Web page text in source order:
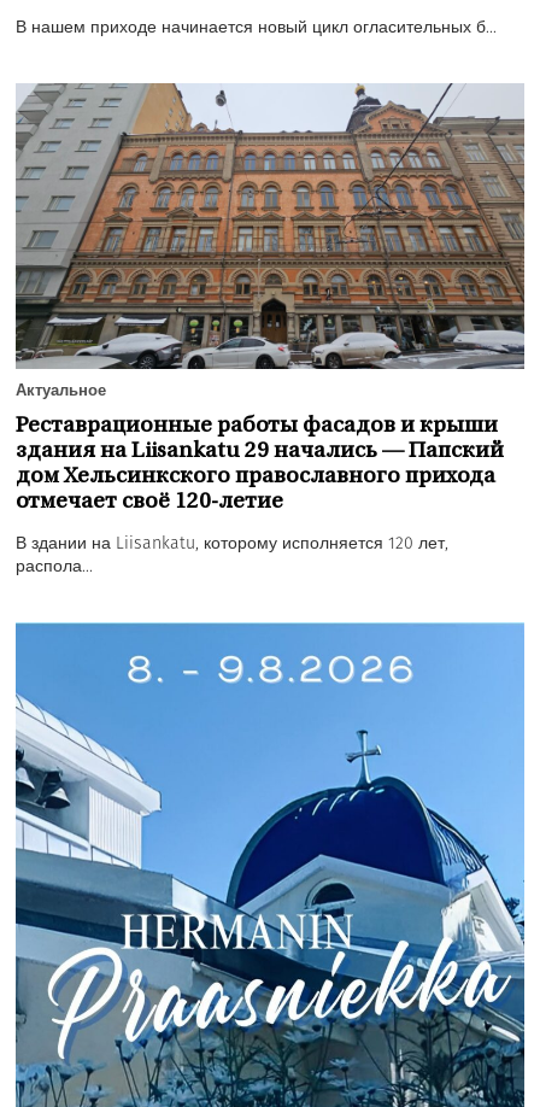
В нашем приходе начинается новый цикл огласительных б...
Актуальное
Реставрационные работы фасадов и крыши
здания на Liisankatu 29 начались — Папский
дом Хельсинкского православного прихода
отмечает своё 120-летие
В здании на Liisankatu, которому исполняется 120 лет,
распола...